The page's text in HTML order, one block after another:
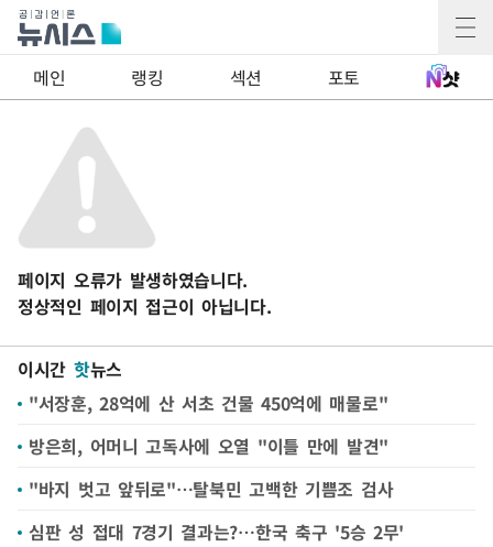
메인 랭킹 섹션 포토
페이지 오류가 발생하였습니다.
정상적인 페이지 접근이 아닙니다.
이시간 핫뉴스
"서장훈, 28억에 산 서초 건물 450억에 매물로"
방은희, 어머니 고독사에 오열 "이틀 만에 발견"
"바지 벗고 앞뒤로"…탈북민 고백한 기쁨조 검사
심판 성 접대 7경기 결과는?…한국 축구 '5승 2무'